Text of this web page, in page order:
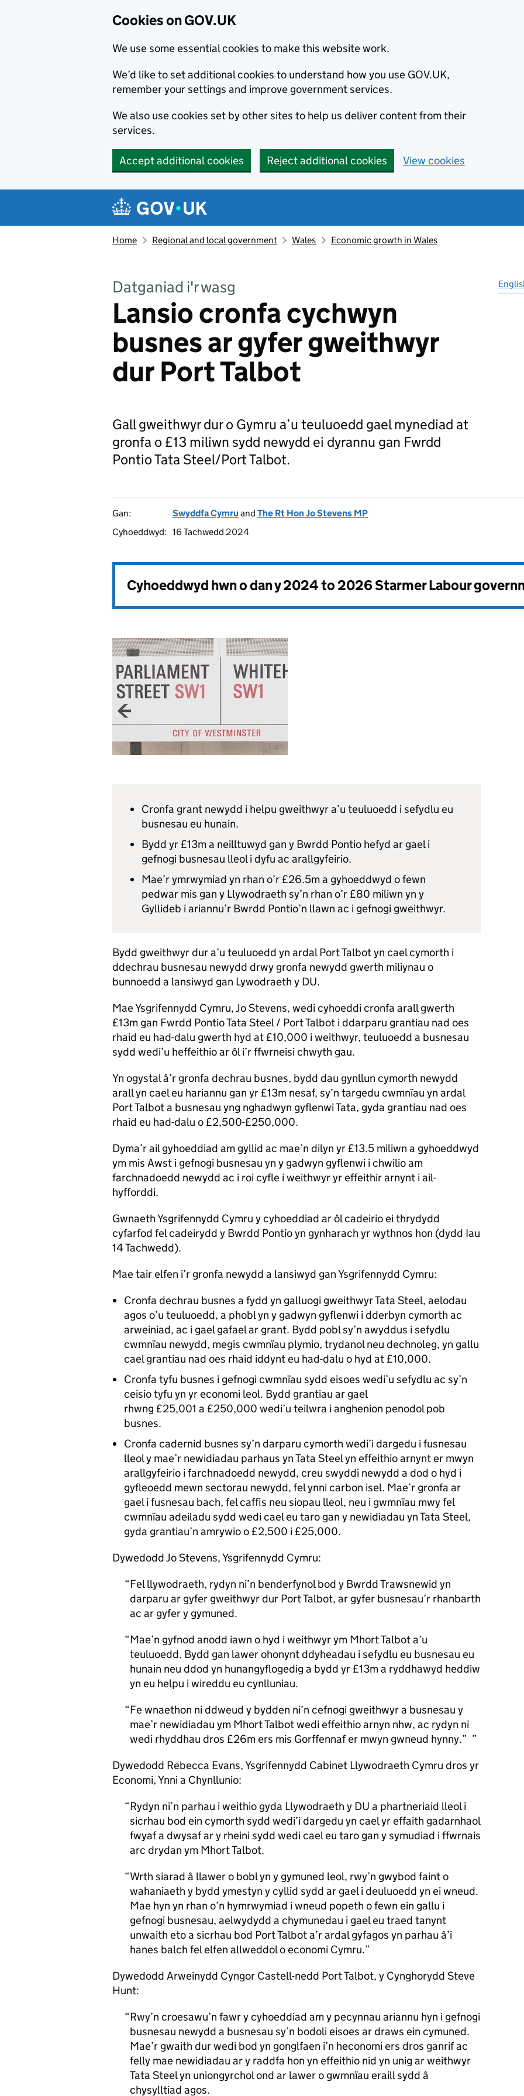
Cookies on GOV.UK
We use some essential cookies to make this website work.
We’d like to set additional cookies to understand how you use GOV.UK,
remember your settings and improve government services.
We also use cookies set by other sites to help us deliver content from their
services.
Accept additional cookies Reject additional cookies View cookies
Navigation menu
Home Regional and local government Wales Economic growth in Wales
Datganiad i'r wasg
Lansio cronfa cychwyn
busnes ar gyfer gweithwyr
dur Port Talbot
Gall gweithwyr dur o Gymru a’u teuluoedd gael mynediad at
gronfa o £13 miliwn sydd newydd ei dyrannu gan Fwrdd
Pontio Tata Steel/Port Talbot.
Gan: Swyddfa Cymru and The Rt Hon Jo Stevens MP
Cyhoeddwyd: 16 Tachwedd 2024
Cyhoeddwyd hwn o dan y2024 to 2026 Starmer Labour
Cronfa grant newydd i helpu gweithwyr a’u teuluoedd i sefydlu eu
busnesau eu hunain.
Bydd yr £13m a neilltuwyd gan y Bwrdd Pontio hefyd ar gael i
gefnogi busnesau lleol i dyfu ac arallgyfeirio.
Mae’r ymrwymiad yn rhan o’r £26.5m a gyhoeddwyd o fewn
pedwar mis gan y Llywodraeth sy’n rhan o’r £80 miliwn yn y
Gyllideb i ariannu’r Bwrdd Pontio’n llawn ac i gefnogi gweithwyr.
Bydd gweithwyr dur a’u teuluoedd yn ardal Port Talbot yn cael cymorth i
ddechrau busnesau newydd drwy gronfa newydd gwerth miliynau o
bunnoedd a lansiwyd gan Lywodraeth y DU.
Mae Ysgrifennydd Cymru, Jo Stevens, wedi cyhoeddi cronfa arall gwerth
£13m gan Fwrdd Pontio Tata Steel / Port Talbot i ddarparu grantiau nad oes
rhaid eu had-dalu gwerth hyd at £10,000 i weithwyr, teuluoedd a busnesau
sydd wedi’u heffeithio ar ôl i’r ffwrneisi chwyth gau.
Yn ogystal â’r gronfa dechrau busnes, bydd dau gynllun cymorth newydd
arall yn cael eu hariannu gan yr £13m nesaf, sy’n targedu cwmnïau yn ardal
Port Talbot a busnesau yng nghadwyn gyflenwi Tata, gyda grantiau nad oes
rhaid eu had-dalu o £2,500-£250,000.
Dyma’r ail gyhoeddiad am gyllid ac mae’n dilyn yr £13.5 miliwn a gyhoeddwyd
ym mis Awst i gefnogi busnesau yn y gadwyn gyflenwi i chwilio am
farchnadoedd newydd ac i roi cyfle i weithwyr yr effeithir arnynt i ail-
hyfforddi.
Gwnaeth Ysgrifennydd Cymru y cyhoeddiad ar ôl cadeirio ei thrydydd
cyfarfod fel cadeirydd y Bwrdd Pontio yn gynharach yr wythnos hon (dydd Iau
14 Tachwedd).
Mae tair elfen i’r gronfa newydd a lansiwyd gan Ysgrifennydd Cymru:
Cronfa dechrau busnes a fydd yn galluogi gweithwyr Tata Steel, aelodau
agos o’u teuluoedd, a phobl yn y gadwyn gyflenwi i dderbyn cymorth ac
arweiniad, ac i gael gafael ar grant. Bydd pobl sy’n awyddus i sefydlu
cwmnïau newydd, megis cwmnïau plymio, trydanol neu dechnoleg, yn gallu
cael grantiau nad oes rhaid iddynt eu had-dalu o hyd at £10,000.
Cronfa tyfu busnes i gefnogi cwmnïau sydd eisoes wedi’u sefydlu ac sy’n
ceisio tyfu yn yr economi leol. Bydd grantiau ar gael
rhwng £25,001 a £250,000 wedi’u teilwra i anghenion penodol pob
busnes.
Cronfa cadernid busnes sy’n darparu cymorth wedi’i dargedu i fusnesau
lleol y mae’r newidiadau parhaus yn Tata Steel yn effeithio arnynt er mwyn
arallgyfeirio i farchnadoedd newydd, creu swyddi newydd a dod o hyd i
gyfleoedd mewn sectorau newydd, fel ynni carbon isel. Mae’r gronfa ar
gael i fusnesau bach, fel caffis neu siopau lleol, neu i gwmnïau mwy fel
cwmnïau adeiladu sydd wedi cael eu taro gan y newidiadau yn Tata Steel,
gyda grantiau’n amrywio o £2,500 i £25,000.
Dywedodd Jo Stevens, Ysgrifennydd Cymru:
Fel llywodraeth, rydyn ni’n benderfynol bod y Bwrdd Trawsnewid yn
darparu ar gyfer gweithwyr dur Port Talbot, ar gyfer busnesau’r rhanbarth
ac ar gyfer y gymuned.
Mae’n gyfnod anodd iawn o hyd i weithwyr ym Mhort Talbot a’u
teuluoedd. Bydd gan lawer ohonynt ddyheadau i sefydlu eu busnesau eu
hunain neu ddod yn hunangyflogedig a bydd yr £13m a ryddhawyd heddiw
yn eu helpu i wireddu eu cynlluniau.
Fe wnaethon ni ddweud y bydden ni’n cefnogi gweithwyr a busnesau y
mae’r newidiadau ym Mhort Talbot wedi effeithio arnyn nhw, ac rydyn ni
wedi rhyddhau dros £26m ers mis Gorffennaf er mwyn gwneud hynny.”
Dywedodd Rebecca Evans, Ysgrifennydd Cabinet Llywodraeth Cymru dros yr
Economi, Ynni a Chynllunio:
Rydyn ni’n parhau i weithio gyda Llywodraeth y DU a phartneriaid lleol i
sicrhau bod ein cymorth sydd wedi’i dargedu yn cael yr effaith gadarnhaol
fwyaf a dwysaf ar y rheini sydd wedi cael eu taro gan y symudiad i ffwrnais
arc drydan ym Mhort Talbot.
Wrth siarad â llawer o bobl yn y gymuned leol, rwy’n gwybod faint o
wahaniaeth y bydd ymestyn y cyllid sydd ar gael i deuluoedd yn ei wneud.
Mae hyn yn rhan o’n hymrwymiad i wneud popeth o fewn ein gallu i
gefnogi busnesau, aelwydydd a chymunedau i gael eu traed tanynt
unwaith eto a sicrhau bod Port Talbot a’r ardal gyfagos yn parhau â’i
hanes balch fel elfen allweddol o economi Cymru.
Dywedodd Arweinydd Cyngor Castell-nedd Port Talbot, y Cynghorydd Steve
Hunt:
Rwy’n croesawu’n fawr y cyhoeddiad am y pecynnau ariannu hyn i gefnogi
busnesau newydd a busnesau sy’n bodoli eisoes ar draws ein cymuned.
Mae’r gwaith dur wedi bod yn gonglfaen i’n heconomi ers dros ganrif ac
felly mae newidiadau ar y raddfa hon yn effeithio nid yn unig ar weithwyr
Tata Steel yn uniongyrchol ond ar lawer o gwmnïau eraill sydd â
chysylltiad agos.